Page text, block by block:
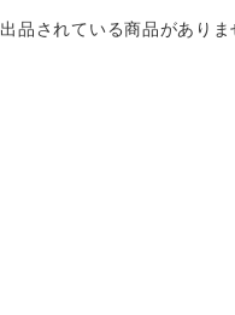
出品されている商品がありま